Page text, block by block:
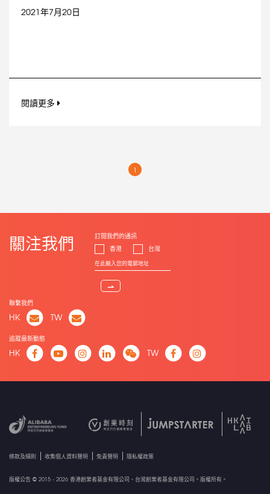
2021年7月20日
閱讀更多
1
關注我們
訂閱我們的通訊
香港
台灣
⇀
聯繫我們
HK TW
追蹤最新動態
HK TW
條款及細則 收集個人資料聲明 免責聲明 隱私權政策
版權公告 © 2015 - 2026 香港創業者基金有限公司、台灣創業者基金有限公司。版權所有。